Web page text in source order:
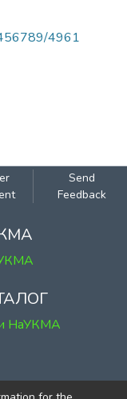
4961
Send
Feedback
НаУКМА
2